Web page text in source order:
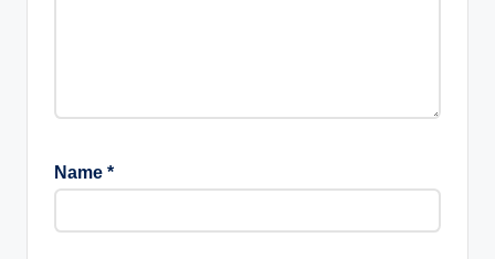
Name *